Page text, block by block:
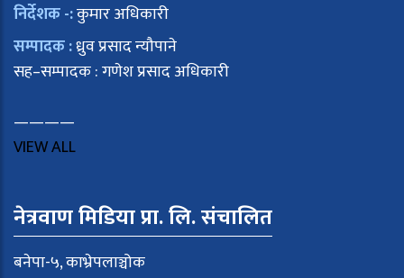
निर्देशक -:कुमार अधिकारी
सम्पादक :ध्रुव प्रसाद न्यौपाने
सह–सम्पादक : गणेश प्रसाद अधिकारी
————
VIEW ALL
नेत्रवाण मिडिया प्रा. लि. संचालित
बनेपा-५, काभ्रेपलाञ्चोक